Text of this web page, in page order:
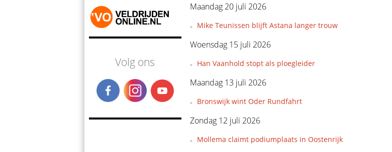
Volg ons
Maandag 20 juli 2026
Mike Teunissen blijft Astana langer trouw
Woensdag 15 juli 2026
Han Vaanhold stopt als ploegleider
Maandag 13 juli 2026
Bronswijk wint Oder Rundfahrt
Zondag 12 juli 2026
Mollema claimt podiumplaats in Oostenrijk